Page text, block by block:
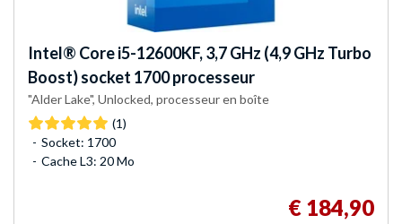
Intel® Core i5-12600KF, 3,7 GHz (4,9 GHz Turbo
Boost) socket 1700 processeur
"Alder Lake", Unlocked, processeur en boîte
(1)
Socket: 1700
Cache L3: 20 Mo
€ 184,90